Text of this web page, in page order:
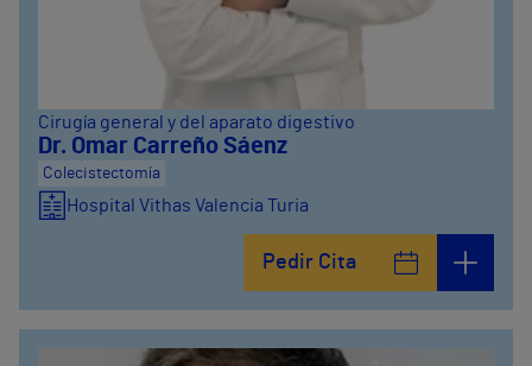
Cirugía general y del aparato digestivo
Dr. Omar Carreño Sáenz
Colecistectomía
Hospital Vithas Valencia Turia
Pedir Cita